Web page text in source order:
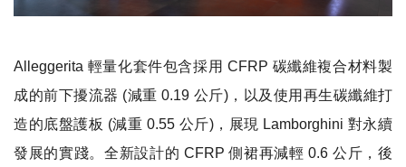
Alleggerita 輕量化套件包含採用 CFRP 碳纖維複合材料製
成的前下擾流器 (減重 0.19 公斤)，以及使用再生碳纖維打
造的底盤護板 (減重 0.55 公斤)，展現 Lamborghini 對永續
發展的實踐。全新設計的 CFRP 側裙再減輕 0.6 公斤，後